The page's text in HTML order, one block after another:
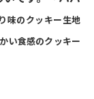
味のクッキー生地
い食感のクッキー